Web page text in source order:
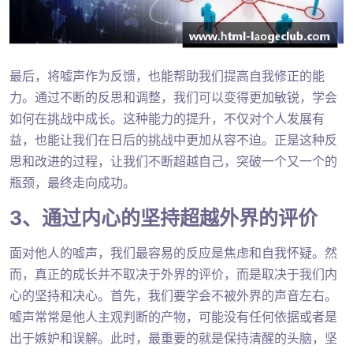
最后，将嘘声作为反馈，也能帮助我们提高自我修正的能
力。通过不断的反思和调整，我们可以变得更加敏锐，学会
如何在挑战中成长。这种能力的提升，不仅对个人发展有
益，也能让我们在日后的挑战中更加从容不迫。正是这种反
思和改进的过程，让我们不断超越自己，突破一个又一个的
瓶颈，最终走向成功。
3、通过内心的坚持超越外界的评价
面对他人的嘘声，我们最容易的反应是焦虑和自我怀疑。然
而，真正的成长并不取决于外界的评价，而是取决于我们内
心的坚持和决心。首先，我们要学会不被外界的声音左右。
嘘声常常是他人主观判断的产物，可能没有任何依据或者是
出于嫉妒和误解。此时，最重要的就是保持清醒的头脑，坚